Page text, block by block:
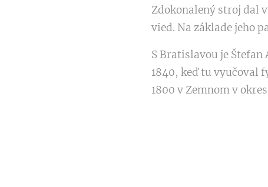
Zdokonalený stroj dal
vied. Na základe jeho
S Bratislavou je
1840, keď tu vyučoval
1800 v Zemnom v